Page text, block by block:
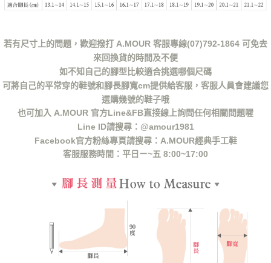
若有尺寸上的問題，歡迎撥打 A.MOUR 客服專線(07)792-1864 可免去
來回換貨的時間及不便
如不知自己的腳型比較適合挑選哪個尺碼
可將自己的平常穿的鞋號和腳長腳寬cm提供給客服，客服人員會建議您
選購幾號的鞋子哦
也可加入 A.MOUR 官方Line&FB直接線上詢問任何相關問題喔
Line ID請搜尋：@amour1981
Facebook官方粉絲專頁請搜尋：A.MOUR經典手工鞋
客服服務時間：平日ㄧ~五 8:00~17:00